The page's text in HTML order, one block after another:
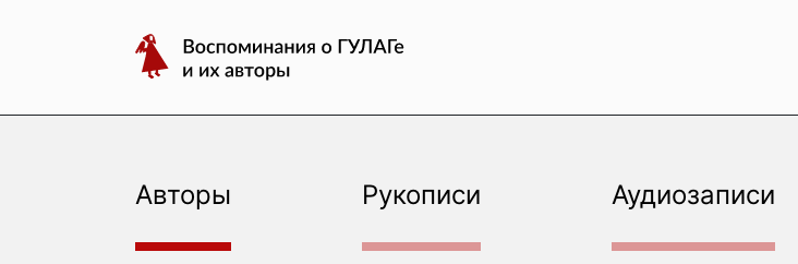
Воспоминания
о
и
Авторы Рукописи Аудиозаписи